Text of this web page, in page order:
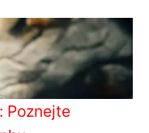
Poznejte